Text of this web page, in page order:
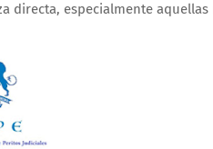
directa, especialmente